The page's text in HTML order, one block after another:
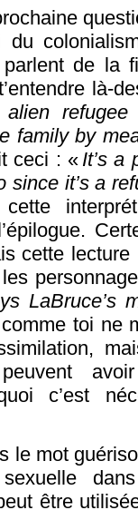
de la
là-
alien refugee
family by
ceci : « It’s a
it’s a
cette
LaBruce’s
toi ne
c’est
le mot
être